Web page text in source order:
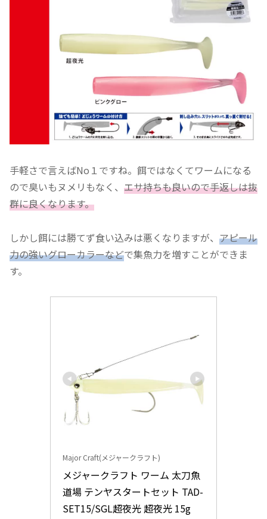
手軽さで言えばNo１ですね。餌ではなくてワームになる
ので臭いもヌメリもなく、 エサ持ちも良いので手返しは抜
群に良くなります。
しかし餌には勝てず食い込みは悪くなりますが、 アピール
力の強いグローカラーなどで集魚力を増すことができま
す。
Major Craft(メジャークラフト)
メジャークラフト ワーム 太刀魚
道場 テンヤスタートセット TAD-
SET15/SGL超夜光 超夜光 15g